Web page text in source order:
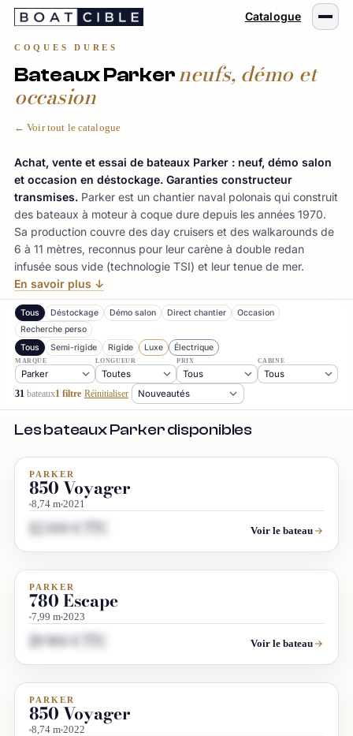
Passer
Catalogue
COQUES DURES
Bateaux Parkerneufs, démo et
occasion
← Voir tout le catalogue
Achat, vente et essai de bateaux Parker : neuf, démo salon
et occasion en déstockage. Garanties constructeur
transmises. Parker est un chantier naval polonais qui construit
des bateaux à moteur à coque dure depuis les années 1970.
Sa production couvre des day cruisers et des walkarounds de
6 à 11 mètres, reconnus pour leur carène à double redan
infusée sous vide (technologie TSI) et leur tenue de mer.
En savoir plus ↓
Tous Déstockage Démo salon Direct chantier
Occasion
Recherche perso
Tous
Semi-rigide
MARQUE LONGUEUR PRIX CABINE
31 bateaux1 filtre Réinitialiser
Les bateaux Parker disponibles
OCCASION
PARKER
850 Voyager
8,74 m 2021
112 000 € TTC Voir le bateau
OCCASION
PARKER
780 Escape
7,99 m 2023
119 900 € TTC Voir le bateau
OCCASION
PARKER
850 Voyager
8,74 m 2022